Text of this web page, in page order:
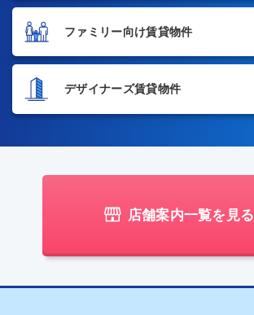
ファミリー向け賃貸物件
デザイナーズ賃貸物件
店舗案内一覧を見る